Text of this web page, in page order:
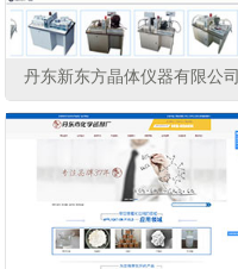
丹东新东方晶体仪器有限公司